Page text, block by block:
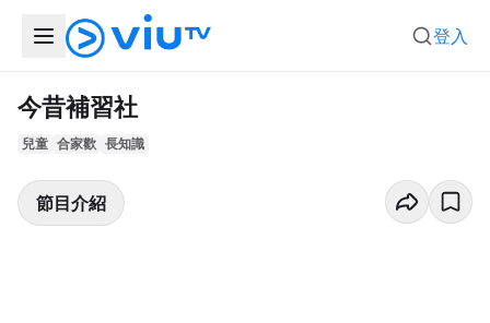
登入
今昔補習社
兒童 合家歡 長知識
節目介紹